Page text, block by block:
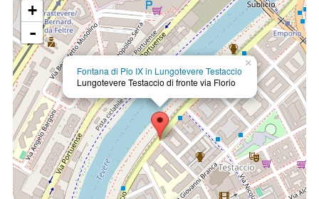
×
Fontana di Pio IX in Lungotevere Testaccio
Lungotevere Testaccio di fronte via Florio
+
-